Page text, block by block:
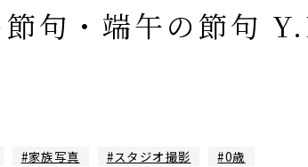
句・端午の節句
#家族写真 #スタジオ撮影 #0歳